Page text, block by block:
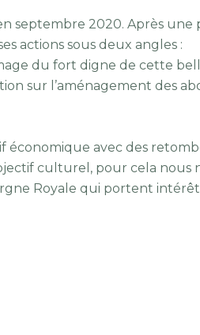
en septembre 2020. Après
actions sous deux angles :
du fort digne de cette
sur l’aménagement des
avec des
culturel, pour cela nous
Royale qui portent